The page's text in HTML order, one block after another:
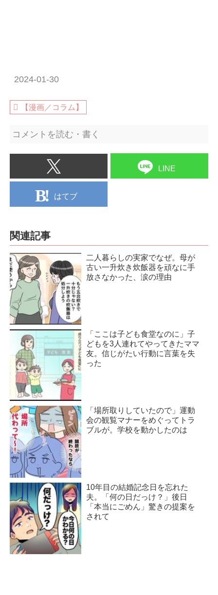
2024-01-30
【漫画／コラム】
コメントを読む・書く
LINE
はてブ
関連記事
二人暮らしの実家でなぜ。母が
古い一升炊き炊飯器を頑なに手
放さなかった、涙の理由
「ここは子ども食堂なのに」子
どもを3人連れてやってきたママ
友。信じがたい行動に言葉を失
った
「場所取りしていたので」運動
会の観覧マナーをめぐってトラ
ブルが。学校を動かしたのは
10年目の結婚記念日を忘れた
夫。「何の日だっけ？」後日
「本当にごめん」驚きの提案を
されて